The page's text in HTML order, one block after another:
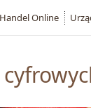
Handel Online